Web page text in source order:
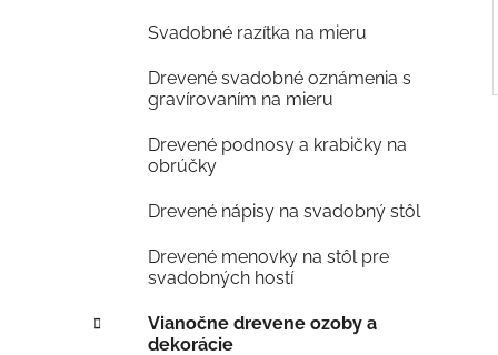
Svadobné razítka na mieru
Drevené svadobné oznámenia s
gravírovaním na mieru
Drevené podnosy a krabičky na
obrúčky
Drevené nápisy na svadobný stôl
Drevené menovky na stôl pre
svadobných hostí
Vianočne drevene ozoby a
dekorácie